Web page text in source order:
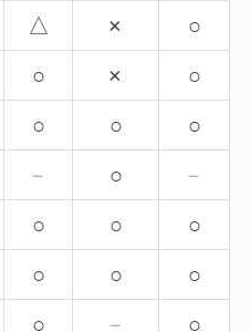
△ × ○
○ × ○
○ ○ ○
－ ○ －
○ ○ ○
○ ○ ○
○ － ○